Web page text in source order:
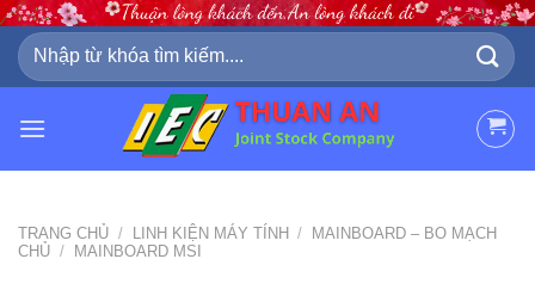
Skip
content
Tìm
kiếm:
TRANG CHỦ / LINH KIỆN MÁY TÍNH / MAINBOARD – BO MẠCH
CHỦ / MAINBOARD MSI